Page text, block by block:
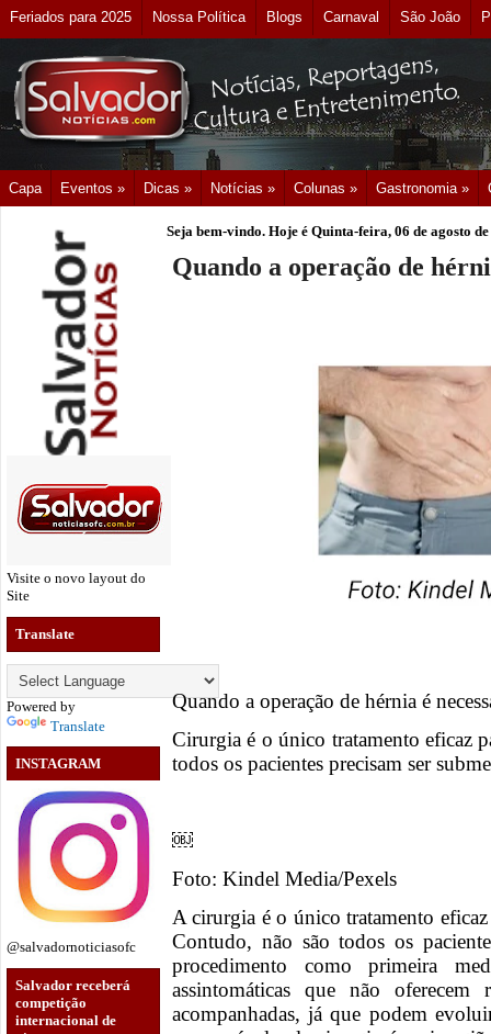
Feriados para 2025 Nossa Política Blogs Carnaval São João
Capa Eventos » Dicas » Notícias » Colunas » Gastronomia »
Visite o novo layout do
Site
Translate
Powered by
Translate
INSTAGRAM
@salvadornoticiasofc
Salvador receberá
competição
internacional de
Seja bem-vindo. Hoje é Quinta-feira, 06 de agosto
Quando a operação de
Quando a operação de hérnia é
Cirurgia é o único tratamento eficaz
todos os pacientes precisam ser
￼
Foto: Kindel Media/Pexels
A cirurgia é o único tratamento
Contudo, não são todos os
procedimento como primeira
assintomáticas que não oferecem
acompanhadas, já que podem